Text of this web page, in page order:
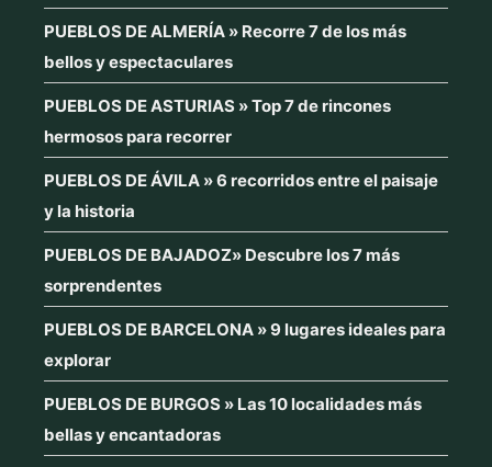
PUEBLOS DE ALMERÍA » Recorre 7 de los más
bellos y espectaculares
PUEBLOS DE ASTURIAS » Top 7 de rincones
hermosos para recorrer
PUEBLOS DE ÁVILA » 6 recorridos entre el paisaje
y la historia
PUEBLOS DE BAJADOZ» Descubre los 7 más
sorprendentes
PUEBLOS DE BARCELONA » 9 lugares ideales para
explorar
PUEBLOS DE BURGOS » Las 10 localidades más
bellas y encantadoras